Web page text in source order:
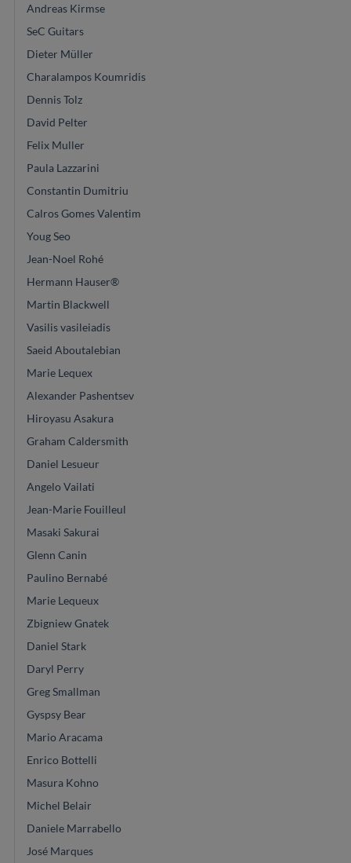
Andreas Kirmse
SeC Guitars
Dieter Müller
Charalampos Koumridis
Dennis Tolz
David Pelter
Felix Muller
Paula Lazzarini
Constantin Dumitriu
Calros Gomes Valentim
Youg Seo
Jean-Noel Rohé
Hermann Hauser®
Martin Blackwell
Vasilis vasileiadis
Saeid Aboutalebian
Marie Lequex
Alexander Pashentsev
Hiroyasu Asakura
Graham Caldersmith
Daniel Lesueur
Angelo Vailati
Jean-Marie Fouilleul
Masaki Sakurai
Glenn Canin
Paulino Bernabé
Marie Lequeux
Zbigniew Gnatek
Daniel Stark
Daryl Perry
Greg Smallman
Gyspsy Bear
Mario Aracama
Enrico Bottelli
Masura Kohno
Michel Belair
Daniele Marrabello
José Marques